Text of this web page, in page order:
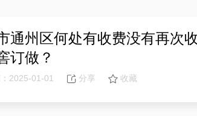
通州区何处有收费没有再次
订做？
2025-01-01 分享 收藏